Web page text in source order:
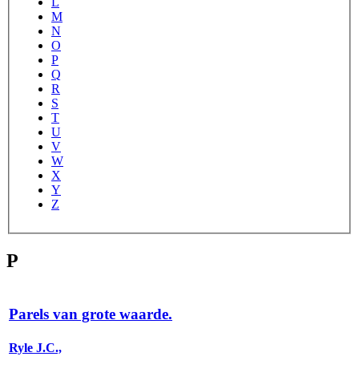
M
N
O
P
Q
R
S
T
U
V
W
X
Y
Z
P
Parels van grote waarde.
Ryle J.C.,